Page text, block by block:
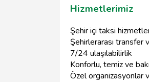
Hizmetlerimiz
Şehir içi taksi
Şehirlerarası transfer
7/24 ulaşılabilirlik
Konforlu, temiz ve
Özel organizasyonlar